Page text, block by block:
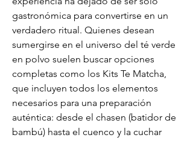
gastronómica para convertirse en un
verdadero ritual. Quienes desean
sumergirse en el universo del té verde
en polvo suelen buscar opciones
completas como los Kits Te Matcha,
que incluyen todos los elementos
necesarios para una preparación
auténtica: desde el chasen (batidor de
bambú) hasta el cuenco y la cuchar